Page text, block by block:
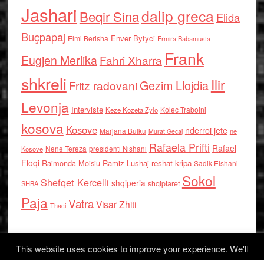
Jashari Beqir Sinadalip grecaElida
Buçpapaj Elmi Berisha Enver Bytyci Ermira Babamusta
Eugjen MerlikaFahri Xharra Frank
shkreli Fritz radovaniGezim Llojdia Ilir
Levonja Interviste Keze Kozeta Zylo Kolec Traboini
kosova Kosove Marjana Bulku Murat Gecaj nderroi jete ne
Kosove Nene Tereza presidenti Nishani Rafaela Prifti Rafael
Floqi Raimonda Moisiu Ramiz Lushaj reshat kripa Sadik Elshani
SHBA Shefqet Kercelli shqiperia shqiptaret Sokol
Paja Thaci VatraVisar Zhiti
This website uses cookies to improve your experience. We'll